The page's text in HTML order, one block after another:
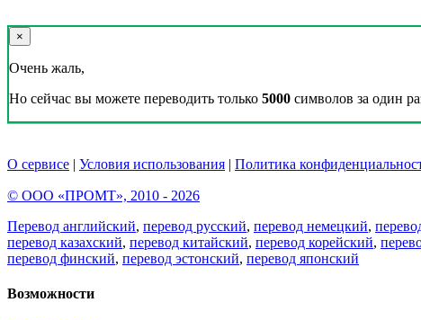
×
Очень жаль,
Но сейчас вы можете переводить только 5000 символов за один
О сервисе | Условия использования | Политика
© ООО «ПРОМТ», 2010 - 2026
Перевод английский, перевод русский, перевод немецкий,
перевод казахский, перевод китайский, перевод корейский,
перевод финский, перевод эстонский, перевод японский
Возможности